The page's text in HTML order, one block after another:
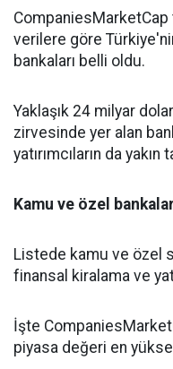
CompaniesMarketCap
verilere göre
bankaları belli oldu.
Yaklaşık 24 milyar
zirvesinde yer alan
yatırımcıların da
Kamu ve özel
Listede kamu ve özel
finansal kiralama ve
İşte
piyasa değeri en